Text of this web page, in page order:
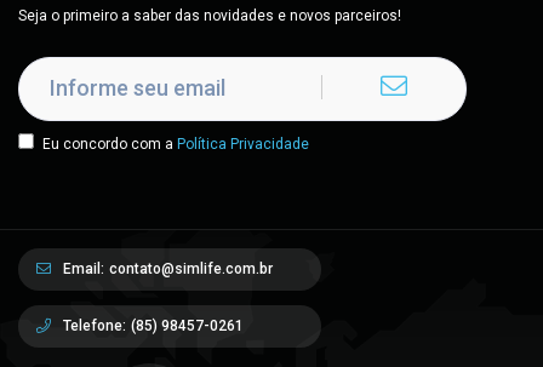
Seja o primeiro a saber das novidades e novos parceiros!
Eu concordo com a Política Privacidade
Email: contato@simlife.com.br
Telefone: (85) 98457-0261